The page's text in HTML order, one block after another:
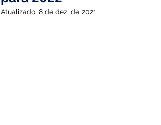
Atualizado: 8 de dez. de 2021